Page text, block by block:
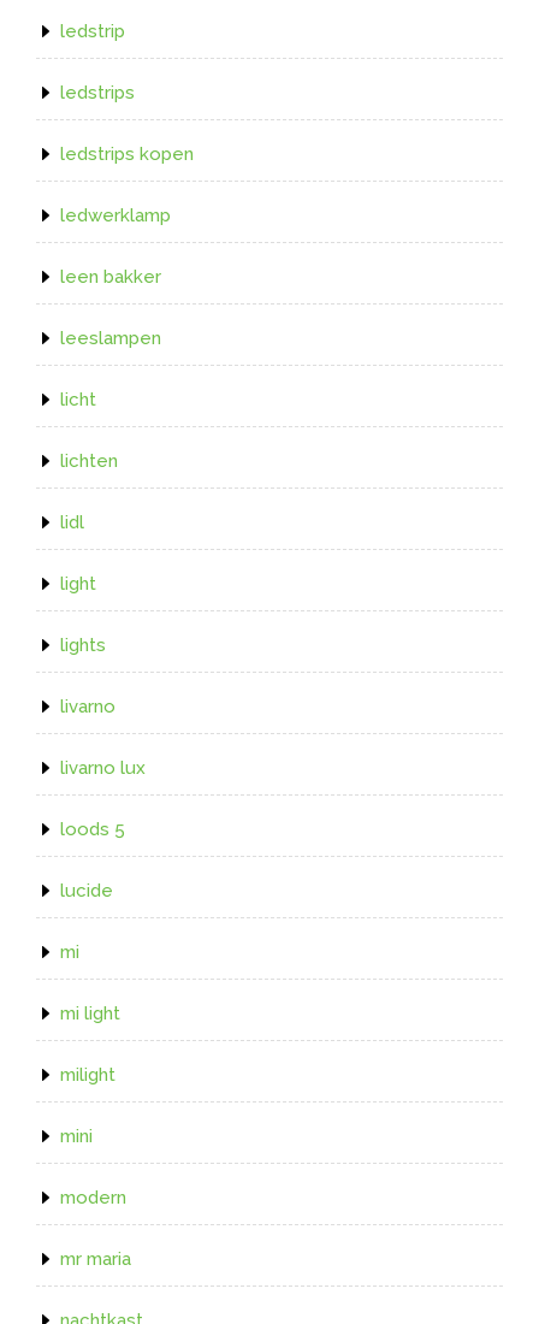
ledstrip
ledstrips
ledstrips kopen
ledwerklamp
leen bakker
leeslampen
licht
lichten
lidl
light
lights
livarno
livarno lux
loods 5
lucide
mi
mi light
milight
mini
modern
mr maria